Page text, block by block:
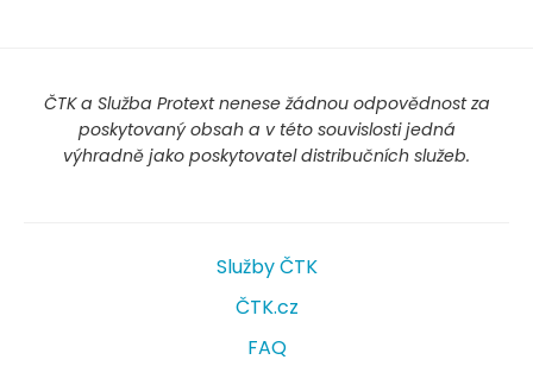
ČTK a Služba Protext nenese žádnou odpovědnost za
poskytovaný obsah a v této souvislosti jedná
výhradně jako poskytovatel distribučních služeb.
Služby ČTK
ČTK.cz
FAQ